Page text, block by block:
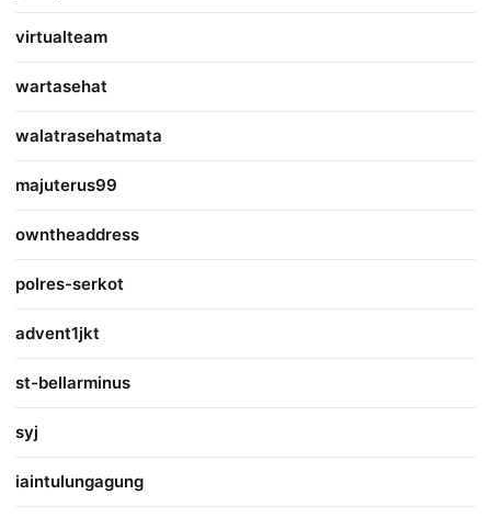
virtualteam
wartasehat
walatrasehatmata
majuterus99
owntheaddress
polres-serkot
advent1jkt
st-bellarminus
syj
iaintulungagung